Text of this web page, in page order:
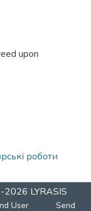
upon
роботи
2026 LYRASIS
User Send